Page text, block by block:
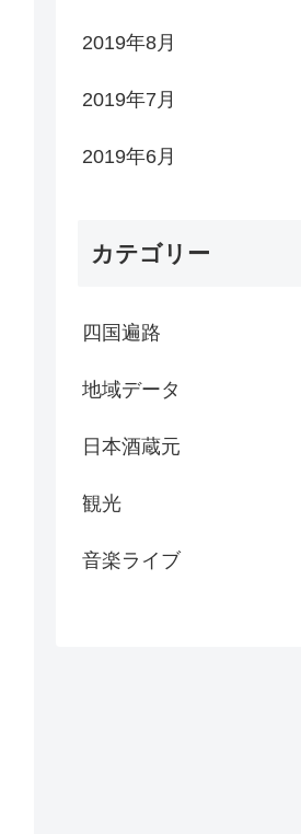
2019年8月
2019年7月
2019年6月
カテゴリー
四国遍路
地域データ
日本酒蔵元
観光
音楽ライブ